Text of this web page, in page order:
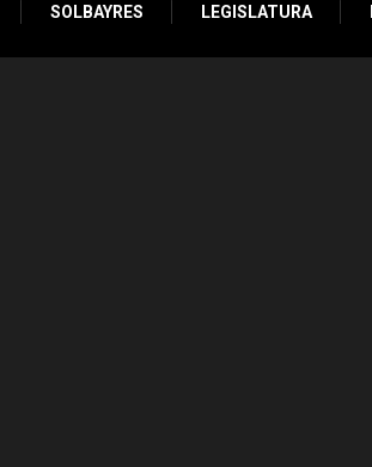
SOLBAYRES LEGISLATURA